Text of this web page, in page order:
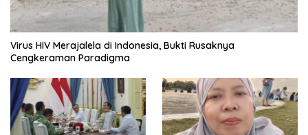
Virus HIV Merajalela di Indonesia, Bukti Rusaknya
Cengkeraman Paradigma